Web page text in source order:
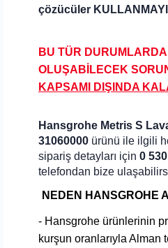
çözücüler
BU TÜR
OLUŞABİLECEK
KAPSAMI DIŞINDA
Hansgrohe Metris S
31060000 ürünü ile ilgili
sipariş detayları için 0
telefondan bize
NEDEN HANSGROHE
- Hansgrohe ürünlerinin
kurşun oranlarıyla Alman